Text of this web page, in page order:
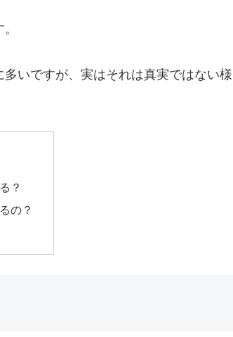
いですが、実はそれは真実ではない様
？
の？